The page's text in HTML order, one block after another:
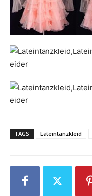
TAGS Lateintanzkleid